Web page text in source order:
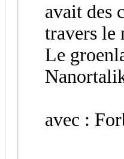
avait des
travers le
Le
avec :